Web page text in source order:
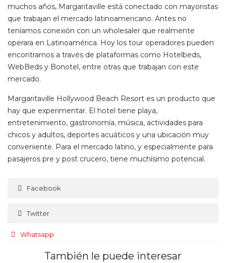
muchos años, Margaritaville está conectado con mayoristas
que trabajan el mercado latinoamericano. Antes no
teníamos conexión con un wholesaler que realmente
operara en Latinoamérica. Hoy los tour operadores pueden
encontrarnos a través de plataformas como Hotelbeds,
WebBeds y Bonotel, entre otras que trabajan con este
mercado.
Margaritaville Hollywood Beach Resort es un producto que
hay que experimentar. El hotel tiene playa,
entretenimiento, gastronomía, música, actividades para
chicos y adultos, deportes acuáticos y una ubicación muy
conveniente. Para el mercado latino, y especialmente para
pasajeros pre y post crucero, tiene muchísimo potencial.
Facebook
Twitter
Whatsapp
También le puede interesar